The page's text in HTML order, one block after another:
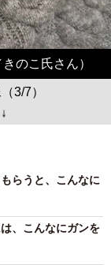
のこ氏さん）
3/7）
らうと、こんなに
、こんなにガンを